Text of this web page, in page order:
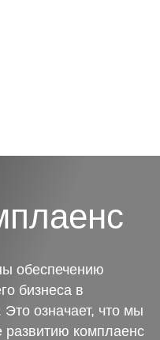
обеспечению
бизнеса в
означает, что мы
комплаенс